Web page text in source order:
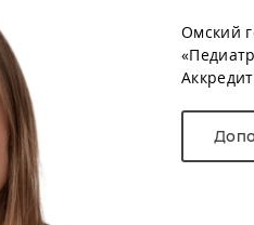
Омский